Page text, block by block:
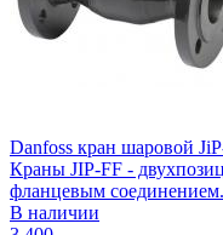
Danfoss кран шаровой
Краны JIP-FF -
фланцевым
В наличии